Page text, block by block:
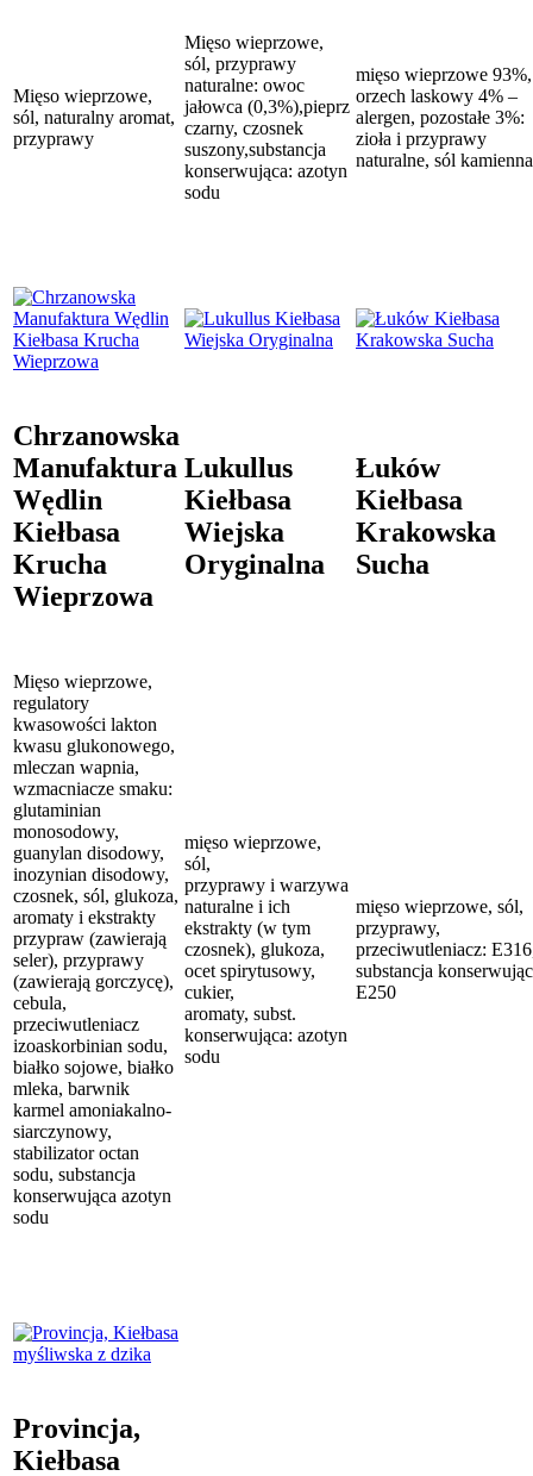
Mięso wieprzowe,
sól, naturalny aromat,
przyprawy
Mięso wieprzowe,
sól, przyprawy
naturalne: owoc
jałowca (0,3%),pieprz
czarny, czosnek
suszony,substancja
konserwująca: azotyn
sodu
mięso wieprzowe 93%,
orzech laskowy 4% –
alergen, pozostałe 3%:
zioła i przyprawy
naturalne, sól kamienna
Chrzanowska
Manufaktura
Wędlin
Kiełbasa
Krucha
Wieprzowa
Lukullus
Kiełbasa
Wiejska
Oryginalna
Łuków
Kiełbasa
Krakowska
Sucha
Mięso wieprzowe,
regulatory
kwasowości lakton
kwasu glukonowego,
mleczan wapnia,
wzmacniacze smaku:
glutaminian
monosodowy,
guanylan disodowy,
inozynian disodowy,
czosnek, sól, glukoza,
aromaty i ekstrakty
przypraw (zawierają
seler), przyprawy
(zawierają gorczycę),
cebula,
przeciwutleniacz
izoaskorbinian sodu,
białko sojowe, białko
mleka, barwnik
karmel amoniakalno-
siarczynowy,
stabilizator octan
sodu, substancja
konserwująca azotyn
sodu
mięso wieprzowe,
sól,
przyprawy i warzywa
naturalne i ich
ekstrakty (w tym
czosnek), glukoza,
ocet spirytusowy,
cukier,
aromaty, subst.
konserwująca: azotyn
sodu
mięso wieprzowe, sól,
przyprawy,
przeciwutleniacz:
substancja
E250
Provincja,
Kiełbasa